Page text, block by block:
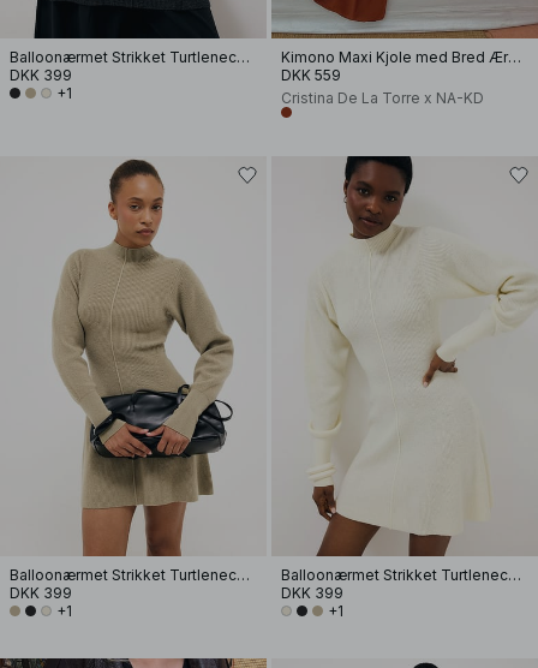
Balloonærmet Strikket Turtleneck Kjole
DKK 399
+1
Kimono Maxi Kjole med Bred Ærme
DKK 559
Cristina De La Torre x NA-KD
Balloonærmet Strikket Turtleneck Kjole
DKK 399
+1
Balloonærmet Strikket Turtleneck Kjole
DKK 399
+1